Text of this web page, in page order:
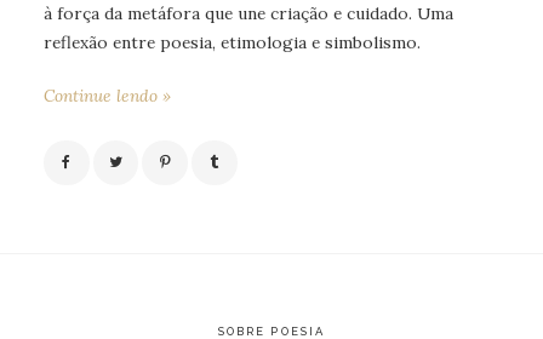
à força da metáfora que une criação e cuidado. Uma
reflexão entre poesia, etimologia e simbolismo.
Continue lendo »
SOBRE POESIA